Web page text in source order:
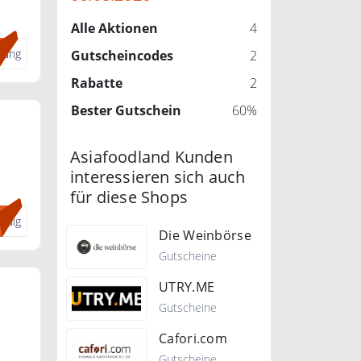
dung
ndig
Alle Aktionen
4
Gutscheincodes
2
Rabatte
2
Bester Gutschein
60%
Asiafoodland Kunden
interessieren sich auch
für diese Shops
Die Weinbörse
Gutscheine
UTRY.ME
Gutscheine
Cafori.com